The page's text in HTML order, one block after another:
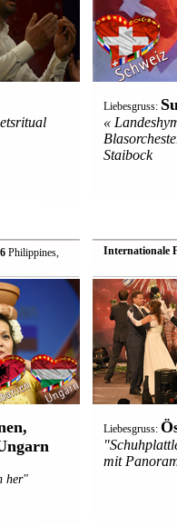
Liebesgruss:
«
Staibock
 Philippines,
her"
Internationale
Liebesgruss:
mit